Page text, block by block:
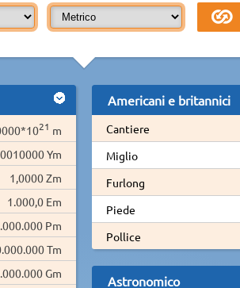
21 m
Ym
1,0000 Zm
1.000,0 Em
Pm
Tm
Gm
Americani e britannici
Cantiere
Miglio
Furlong
Piede
Pollice
Astronomico